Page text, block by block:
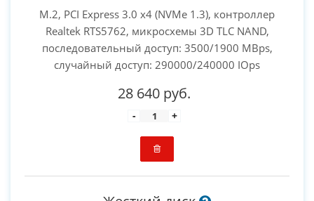
M.2, PCI Express 3.0 x4 (NVMe 1.3), контроллер
Realtek RTS5762, микросхемы 3D TLC NAND,
последовательный доступ: 3500/1900 MBps,
случайный доступ: 290000/240000 IOps
28 640 руб.
- +